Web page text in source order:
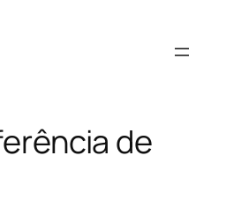
de